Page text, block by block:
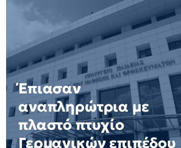
Έπιασαν
αναπληρώτρια με
πλαστό πτυχίο
Γερμανικών επιπέδου